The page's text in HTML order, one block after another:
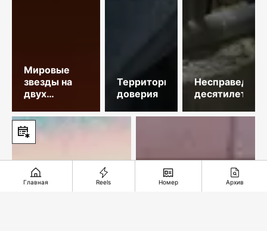
Мировые
звезды на
двух
столицы
Территория
доверия
десятилетий
Главная Reels Номер Архив